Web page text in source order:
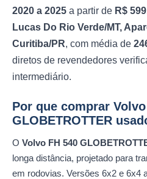
2020 a 2025 a partir de R$
Lucas Do Rio Verde/MT,
Curitiba/PR, com média de
diretos de revendedores
intermediário.
Por que comprar Volvo
GLOBETROTTER
O Volvo FH 540
longa distância, projetado para
em rodovias. Versões 6x2 e 6x4